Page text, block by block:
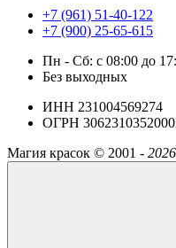
+7 (961) 51-40-122
+7 (900) 25-65-615
Пн - Cб: с 08:00 до
Без выходных
ИНН 231004569274
ОГРН
Магия красок © 2001 - 2026